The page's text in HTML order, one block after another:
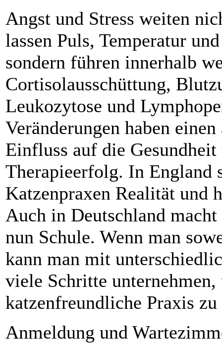
Angst und Stress weiten
lassen Puls, Temperatur
sondern führen innerhalb
Cortisolausschüttung,
Leukozytose und
Veränderungen haben
Einfluss auf die Gesundheit
Therapieerfolg. In England
Katzenpraxen Realität und
Auch in Deutschland
nun Schule. Wenn man
kann man mit
viele Schritte unternehmen,
katzenfreundliche Praxis
Anmeldung und